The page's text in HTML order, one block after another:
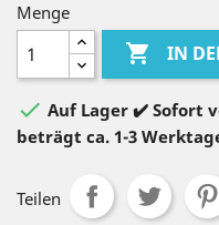
Menge
 IN
 Auf Lager ✔️ Sofort
beträgt ca. 1-3
Teilen